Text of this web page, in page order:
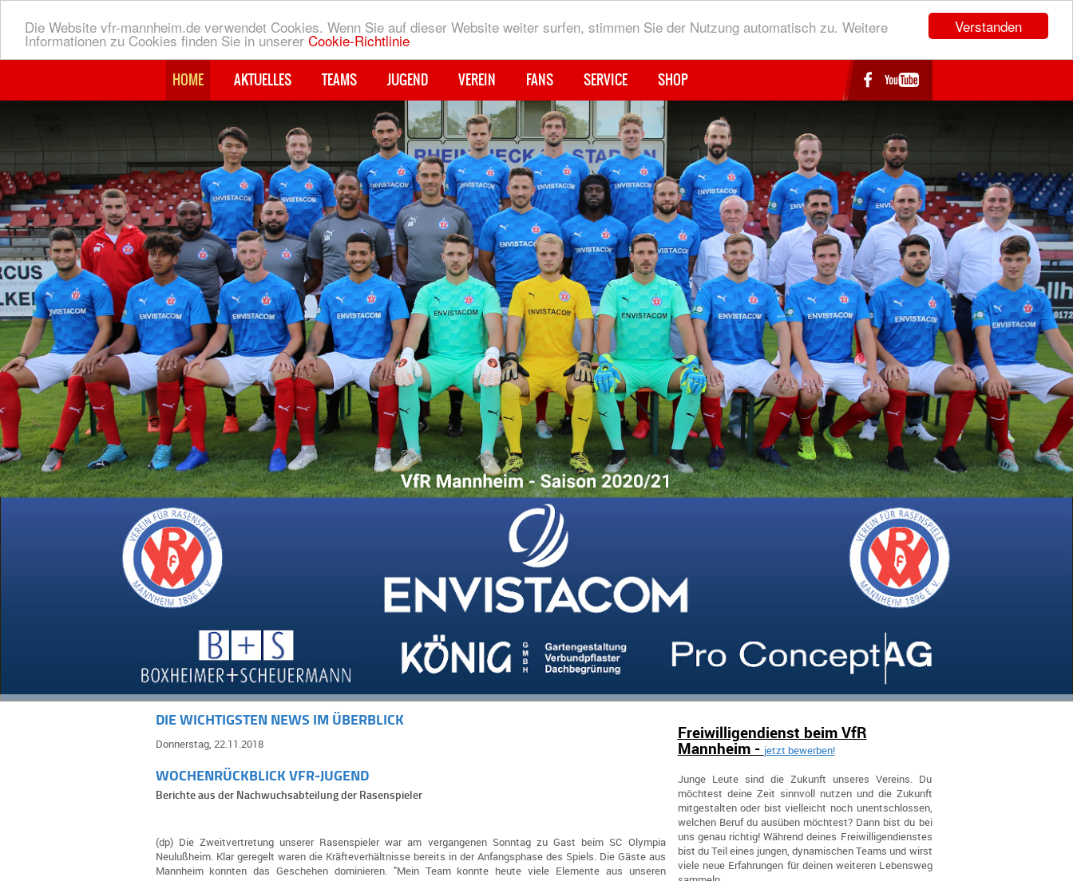
Verstanden
Die Website vfr-mannheim.de verwendet Cookies. Wenn Sie auf dieser Website weiter surfen, stimmen Sie der Nutzung automatisch zu. Weitere
Informationen zu Cookies finden Sie in unserer Cookie-Richtlinie
HOME AKTUELLES TEAMS JUGEND VEREIN FANS SERVICE SHOP
DIE WICHTIGSTEN NEWS IM ÜBERBLICK
Donnerstag, 22.11.2018
WOCHENRÜCKBLICK VFR-JUGEND
Berichte aus der Nachwuchsabteilung der Rasenspieler
(dp) Die Zweitvertretung unserer Rasenspieler war am vergangenen Sonntag zu Gast beim SC Olympia
Neulußheim. Klar geregelt waren die Kräfteverhältnisse bereits in der Anfangsphase des Spiels. Die Gäste aus
Mannheim konnten das Geschehen dominieren. "Mein Team konnte heute viele Elemente aus unseren
Freiwilligendienst beim VfR
Mannheim - jetzt bewerben!
Junge Leute sind die Zukunft unseres Vereins. Du
möchtest deine Zeit sinnvoll nutzen und die Zukunft
mitgestalten oder bist vielleicht noch unentschlossen,
welchen Beruf du ausüben möchtest? Dann bist du bei
uns genau richtig! Während deines Freiwilligendienstes
bist du Teil eines jungen, dynamischen Teams und wirst
viele neue Erfahrungen für deinen weiteren Lebensweg